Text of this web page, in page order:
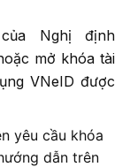
Nghị định
mở khóa tài
VNeID được
yêu cầu khóa
dẫn trên